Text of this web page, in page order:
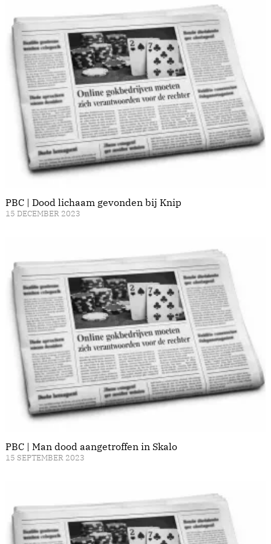
PBC | Dood lichaam gevonden bij Knip
15 DECEMBER 2023
PBC | Man dood aangetroffen in Skalo
15 SEPTEMBER 2023